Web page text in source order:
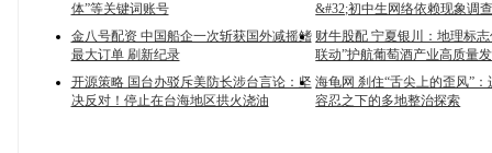
体”等关键词账号
&#32;初中生网络依赖现象调
金八号配资 中国船企一次斩获国外减摇鳍
最大订单 刷新纪录
财牛股配 宁夏银川：地理标
联动”护航葡萄酒产业高质量
开源策略 国台办驳斥美防长涉台言论：坚
决反对！停止在台海地区拱火浇油
海龟网 刹住“舌尖上的歪风”
容忍之下的多地整治探索